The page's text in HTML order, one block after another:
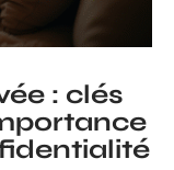
: clés